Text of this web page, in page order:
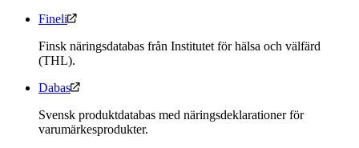
Fineli
Finsk näringsdatabas från Institutet för hälsa och välfärd
(THL).
Dabas
Svensk produktdatabas med näringsdeklarationer för
varumärkesprodukter.